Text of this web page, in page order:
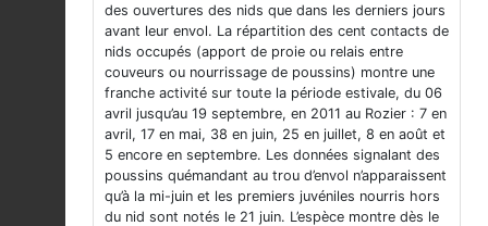
des ouvertures des nids que dans les derniers jours
avant leur envol. La répartition des cent contacts de
nids occupés (apport de proie ou relais entre
couveurs ou nourrissage de poussins) montre une
franche activité sur toute la période estivale, du 06
avril jusqu’au 19 septembre, en 2011 au Rozier : 7 en
avril, 17 en mai, 38 en juin, 25 en juillet, 8 en août et
5 encore en septembre. Les données signalant des
poussins quémandant au trou d’envol n’apparaissent
qu’à la mi-juin et les premiers juvéniles nourris hors
du nid sont notés le 21 juin. L’espèce montre dès le